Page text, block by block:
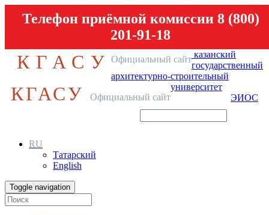
Телефон приёмной комиссии 8 (800)
201-91-18
КГАСУ Официальный сайт казанский
государственный
архитектурно-строительный
университет
КГАСУ Официальный сайт ЭИОС
RU
Татарский
English
Toggle navigation